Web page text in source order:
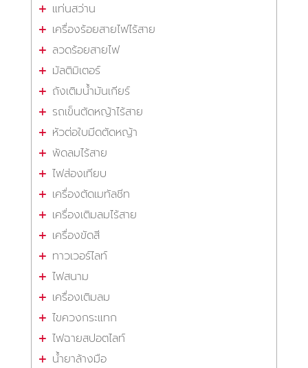
แท่นสว่าน
เครื่องร้อยสายไฟไร้สาย
ลวดร้อยสายไฟ
มัลติมิเตอร์
ถังเติมน้ำมันเกียร์
รถเข็นตัดหญ้าไร้สาย
หัวต่อใบมีดตัดหญ้า
พัดลมไร้สาย
ไฟส่องเทียบ
เครื่องตัดเมทัลชีท
เครื่องเติมลมไร้สาย
เครื่องขัดสี
ทาวเวอร์ไลท์
ไฟสนาม
เครื่องเติมลม
ไขควงกระแทก
ไฟฉายสปอตไลท์
น้ำยาล้างมือ